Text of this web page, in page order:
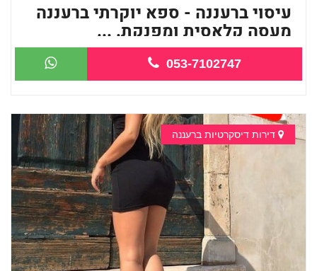
עיסוי ברעננה - ספא יוקרתי ברעננה
מעסה קלאסית ומפנקת. ...
053-7102747
דירות דיסקרטיות ברעננה